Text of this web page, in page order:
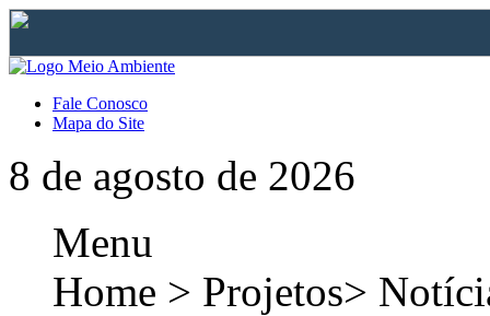
Fale Conosco
Mapa do Site
8 de agosto de 2026
Menu
Home > Projetos>